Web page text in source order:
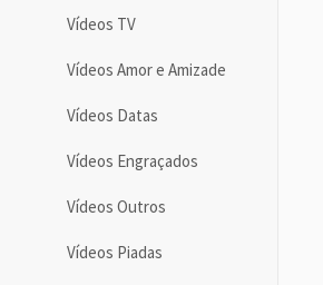
Vídeos TV
Vídeos Amor e Amizade
Vídeos Datas
Vídeos Engraçados
Vídeos Outros
Vídeos Piadas